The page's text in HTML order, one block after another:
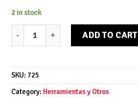
2 in stock
Bola bowling roja quantityADD TO CART
SKU: 725
Category: Herramientas y Otros